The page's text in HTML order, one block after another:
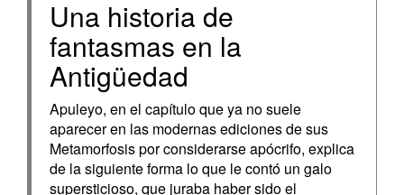
Una historia de
fantasmas en la
Antigüedad
Apuleyo, en el capítulo que ya no suele
aparecer en las modernas ediciones de sus
Metamorfosis por considerarse apócrifo, explica
de la siguiente forma lo que le contó un galo
supersticioso, que juraba haber sido el